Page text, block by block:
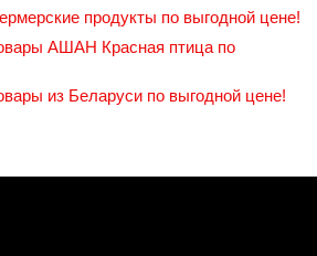
продукты по выгодной цене!
АШАН Красная птица по
из Беларуси по выгодной цене!